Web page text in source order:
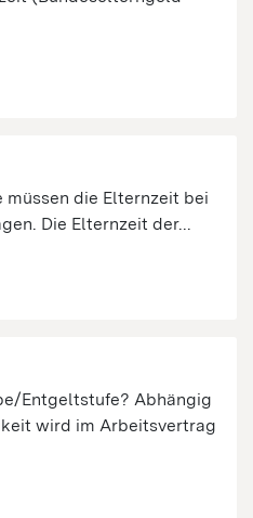
müssen die Elternzeit bei
Die Elternzeit der...
Entgeltstufe? Abhängig
wird im Arbeitsvertrag